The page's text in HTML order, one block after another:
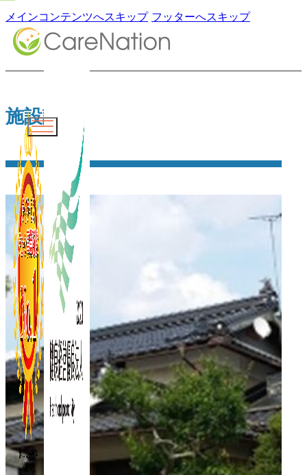
メインコンテンツへスキップ フッターへスキップ
施設詳細